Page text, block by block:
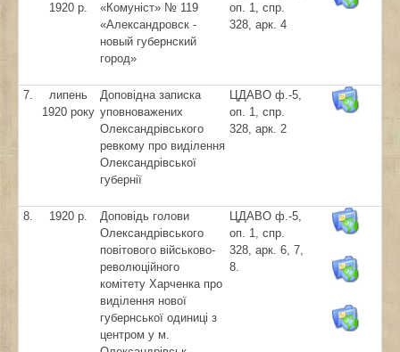
1920 р.
«Комуніст» № 119
«Александровск -
новый губернский
город»
оп. 1, спр.
328, арк. 4
7.
липень
1920 року
Доповідна записка
уповноважених
Олександрівського
ревкому про виділення
Олександрівської
губернії
ЦДАВО ф.-5,
оп. 1, спр.
328, арк. 2
8. 1920 р.
Доповідь голови
Олександрівського
повітового військово-
революційного
комітету Харченка про
виділення нової
губернської одиниці з
центром у м.
ЦДАВО ф.-5,
оп. 1, спр.
328, арк. 6, 7,
8.